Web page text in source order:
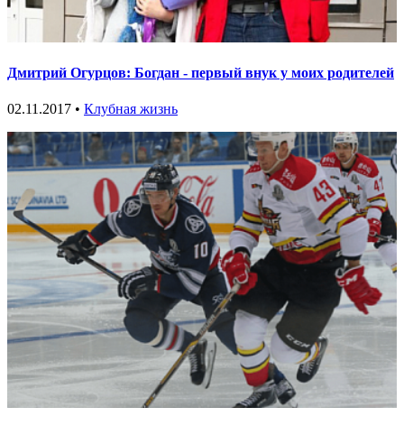
Дмитрий Огурцов: Богдан - первый внук у моих родителей
02.11.2017 • Клубная жизнь